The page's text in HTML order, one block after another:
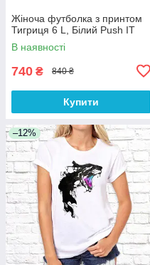
Жіноча футболка з принтом
Тигриця 6 L, Білий Push IT
В наявності
740 ₴ 840 ₴
Купити
–12%